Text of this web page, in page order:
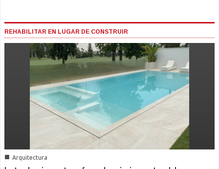
REHABILITAR EN LUGAR DE CONSTRUIR
■ Arquitectura